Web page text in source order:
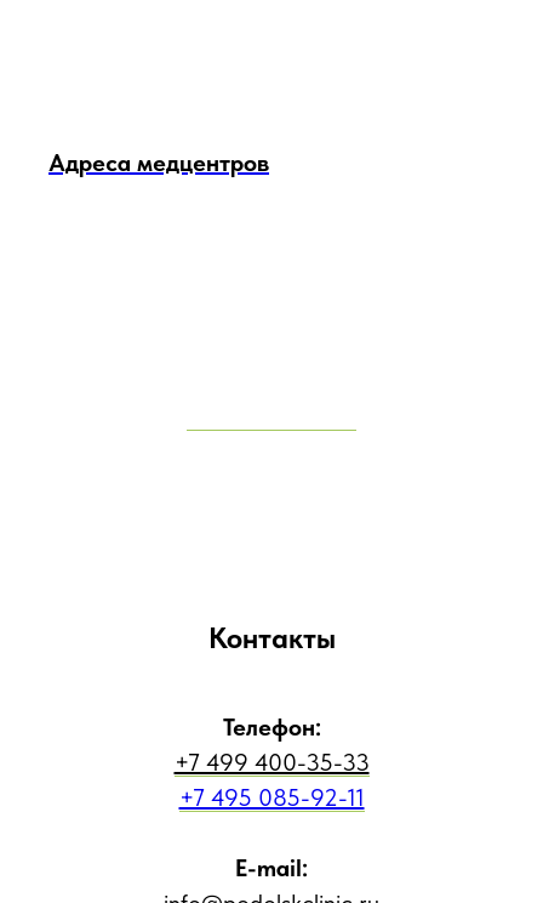
Адреса медцентров
Контакты
Телефон:
+7 499 400-35-33
+7 495 085-92-11
E-mail: